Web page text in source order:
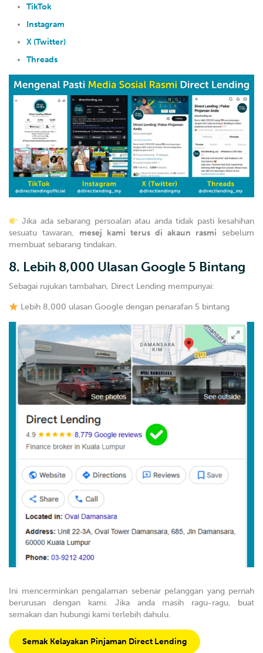
TikTok
Instagram
X (Twitter)
Threads
Jika ada sebarang persoalan atau anda tidak pasti kesahihan
sesuatu tawaran, mesej kami terus di akaun rasmi sebelum
membuat sebarang tindakan.
8. Lebih 8,000 Ulasan Google 5 Bintang
Sebagai rujukan tambahan, Direct Lending mempunyai:
Lebih 8,000 ulasan Google dengan penarafan 5 bintang
Ini mencerminkan pengalaman sebenar pelanggan yang pernah
berurusan dengan kami. Jika anda masih ragu-ragu, buat
semakan dan hubungi kami terlebih dahulu.
Semak Kelayakan Pinjaman Direct Lending